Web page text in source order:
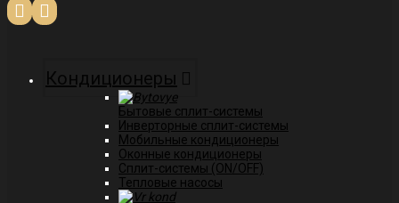
Кондиционеры
Бытовые сплит-системы
Инверторные сплит-системы
Мобильные кондиционеры
Оконные кондиционеры
Сплит-системы (ON/OFF)
Тепловые насосы